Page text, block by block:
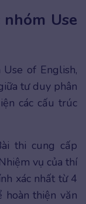
Use
of English,
tư duy phân
các cấu trúc
thi cung cấp
vụ của thí
xác nhất từ 4
hoàn thiện văn